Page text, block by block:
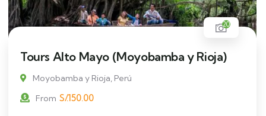
20
Tours Alto Mayo (Moyobamba y Rioja)
Moyobamba y Rioja, Perú
From S/.150.00